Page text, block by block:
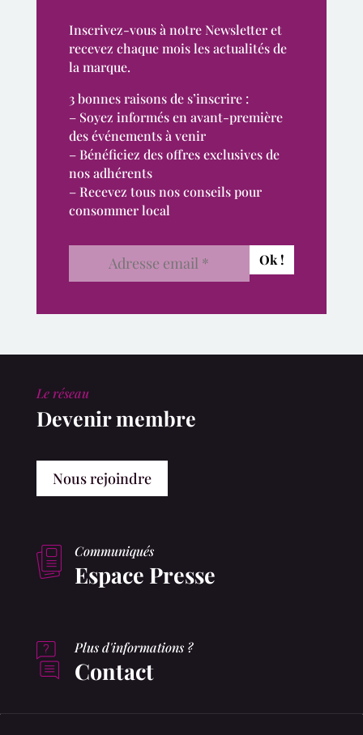
Inscrivez-vous à notre Newsletter et
recevez chaque mois les actualités de
la marque.
3 bonnes raisons de s’inscrire :
– Soyez informés en avant-première
des événements à venir
– Bénéficiez des offres exclusives de
nos adhérents
– Recevez tous nos conseils pour
consommer local
Le réseau
Devenir membre
Nous rejoindre
Communiqués
Espace Presse
Plus d'informations ?
Contact